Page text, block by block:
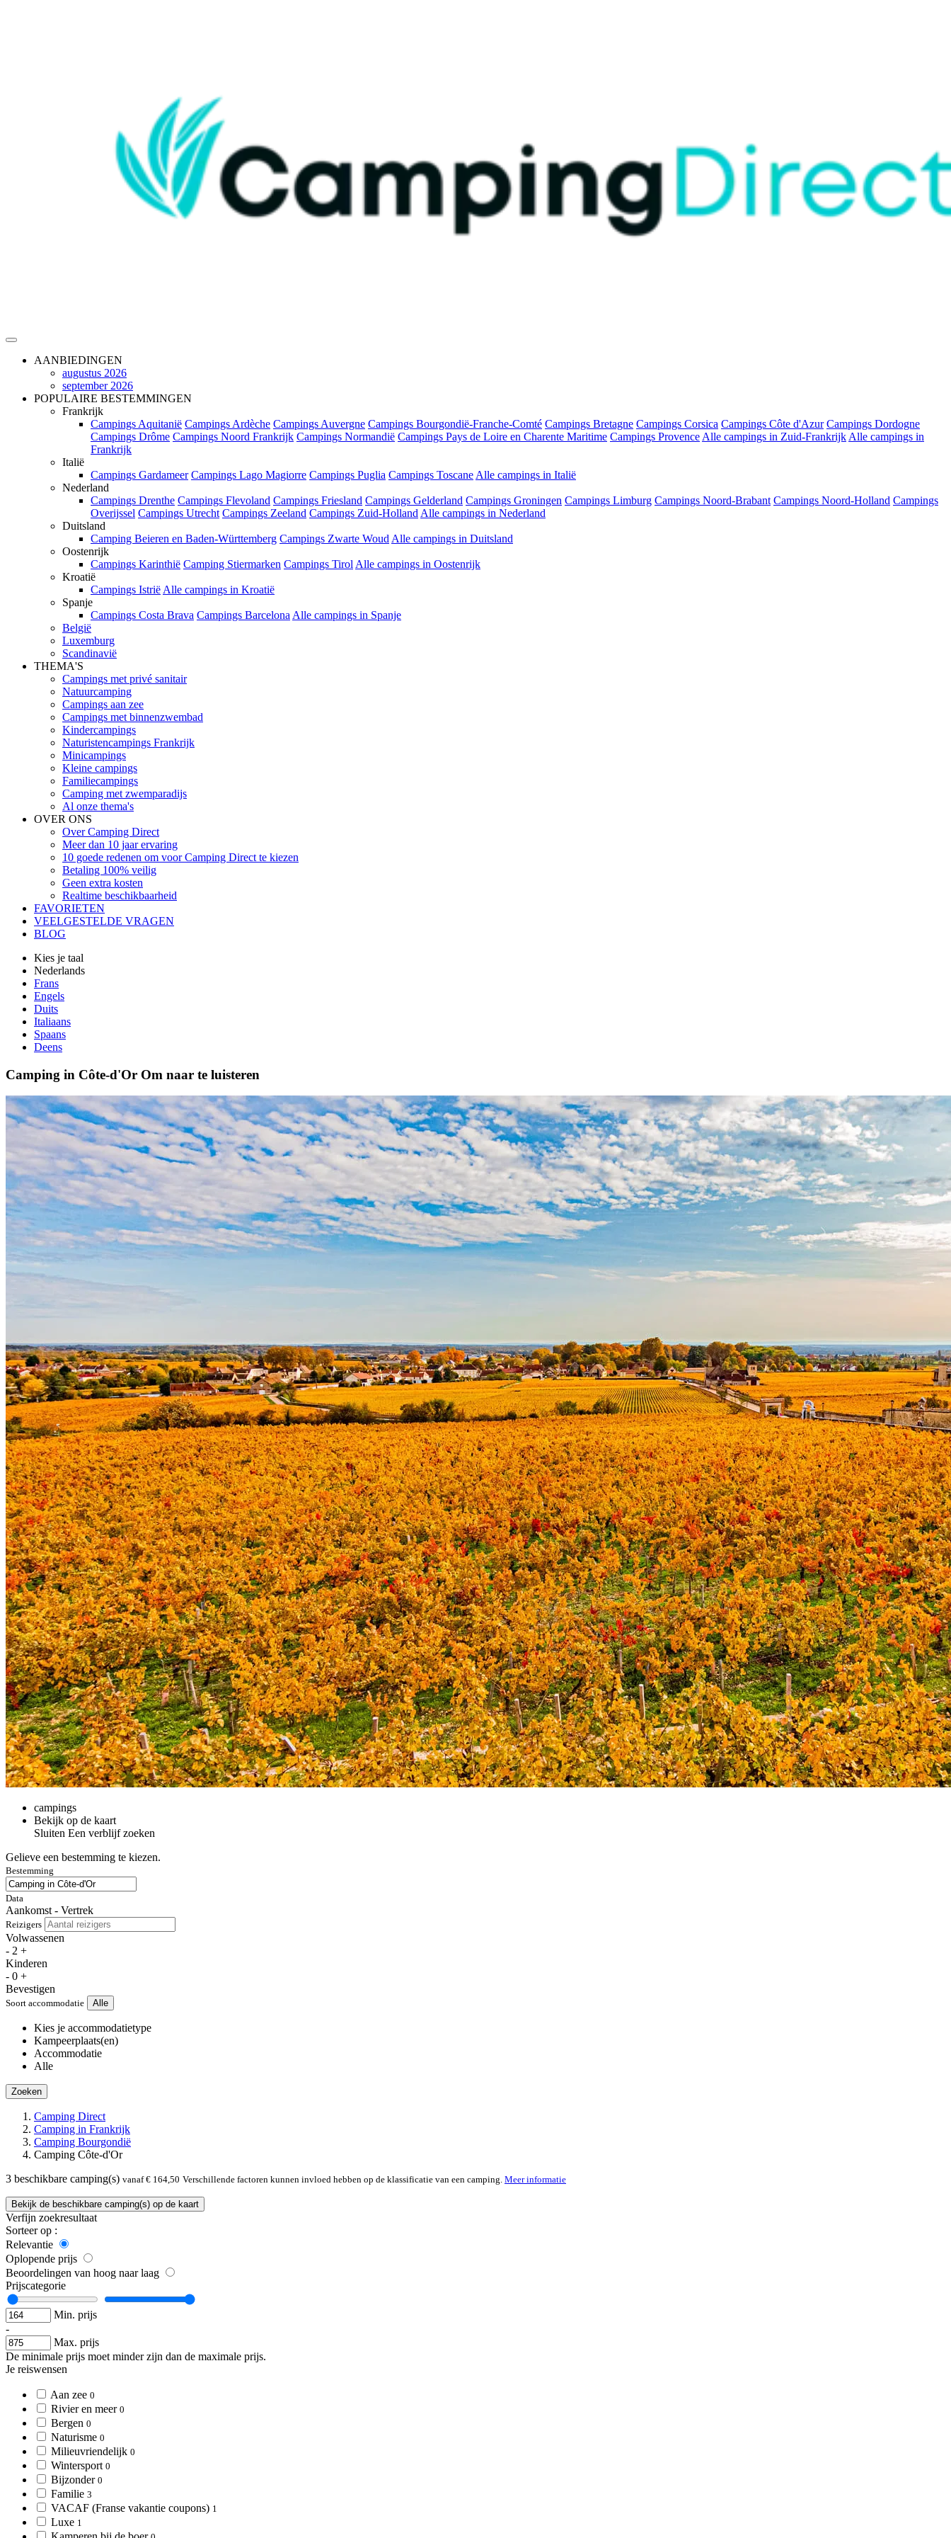
AANBIEDINGEN
augustus 2026
september 2026
POPULAIRE BESTEMMINGEN
Frankrijk
Campings Aquitanië Campings Ardèche Campings Auvergne Campings Bourgondië-Franche-Comté Campings Bretagne Campings Corsica Campings Côte d'Azur Campings Dordogne
Campings Drôme Campings Noord Frankrijk Campings Normandië Campings Pays de Loire en Charente Maritime Campings Provence Alle campings in Zuid-Frankrijk Alle campings in
Frankrijk
Italië
Campings Gardameer Campings Lago Magiorre Campings Puglia Campings Toscane Alle campings in Italië
Nederland
Campings Drenthe Campings Flevoland Campings Friesland Campings Gelderland Campings Groningen Campings Limburg Campings Noord-Brabant Campings Noord-Holland Campings
Overijssel Campings Utrecht Campings Zeeland Campings Zuid-Holland Alle campings in Nederland
Duitsland
Camping Beieren en Baden-Württemberg Campings Zwarte Woud Alle campings in Duitsland
Oostenrijk
Campings Karinthië Camping Stiermarken Campings Tirol Alle campings in Oostenrijk
Kroatië
Campings Istrië Alle campings in Kroatië
Spanje
Campings Costa Brava Campings Barcelona Alle campings in Spanje
België
Luxemburg
Scandinavië
THEMA'S
Campings met privé sanitair
Natuurcamping
Campings aan zee
Campings met binnenzwembad
Kindercampings
Naturistencampings Frankrijk
Minicampings
Kleine campings
Familiecampings
Camping met zwemparadijs
Al onze thema's
OVER ONS
Over Camping Direct
Meer dan 10 jaar ervaring
10 goede redenen om voor Camping Direct te kiezen
Betaling 100% veilig
Geen extra kosten
Realtime beschikbaarheid
FAVORIETEN
VEELGESTELDE VRAGEN
BLOG
Kies je taal
Nederlands
Frans
Engels
Duits
Italiaans
Spaans
Deens
Camping in Côte-d'Or Om naar te luisteren
campings
Bekijk op de kaart
Sluiten Een verblijf zoeken
Gelieve een bestemming te kiezen.
Bestemming
Data
Aankomst - Vertrek
Reizigers
Volwassenen
- 2 +
Kinderen
- 0 +
Bevestigen
Soort accommodatie Alle
Kies je accommodatietype
Kampeerplaats(en)
Accommodatie
Alle
Zoeken
Camping Direct
Camping in Frankrijk
Camping Bourgondië
Camping Côte-d'Or
3 beschikbare camping(s) vanaf € 164,50 Verschillende factoren kunnen invloed hebben op de klassificatie van een camping. Meer informatie
Bekijk de beschikbare camping(s) op de kaart
Verfijn zoekresultaat
Sorteer op :
Relevantie
Oplopende prijs
Beoordelingen van hoog naar laag
Prijscategorie
Min. prijs
-
Max. prijs
De minimale prijs moet minder zijn dan de maximale prijs.
Je reiswensen
Aan zee 0
Rivier en meer 0
Bergen 0
Naturisme 0
Milieuvriendelijk 0
Wintersport 0
Bijzonder 0
Familie 3
VACAF (Franse vakantie coupons) 1
Luxe 1